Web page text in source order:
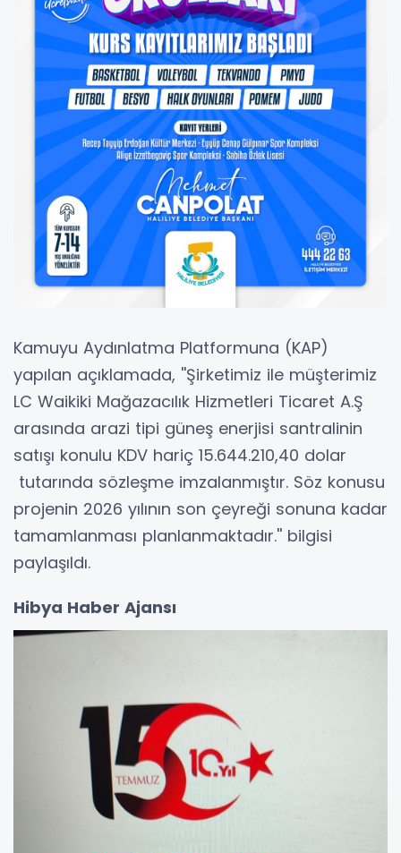
Kamuyu Aydınlatma Platformuna (KAP)
yapılan açıklamada, ''Şirketimiz ile müşterimiz
LC Waikiki Mağazacılık Hizmetleri Ticaret A.Ş
arasında arazi tipi güneş enerjisi santralinin
satışı konulu KDV hariç 15.644.210,40 dolar
tutarında sözleşme imzalanmıştır. Söz konusu
projenin 2026 yılının son çeyreği sonuna kadar
tamamlanması planlanmaktadır.'' bilgisi
paylaşıldı.
Hibya Haber Ajansı